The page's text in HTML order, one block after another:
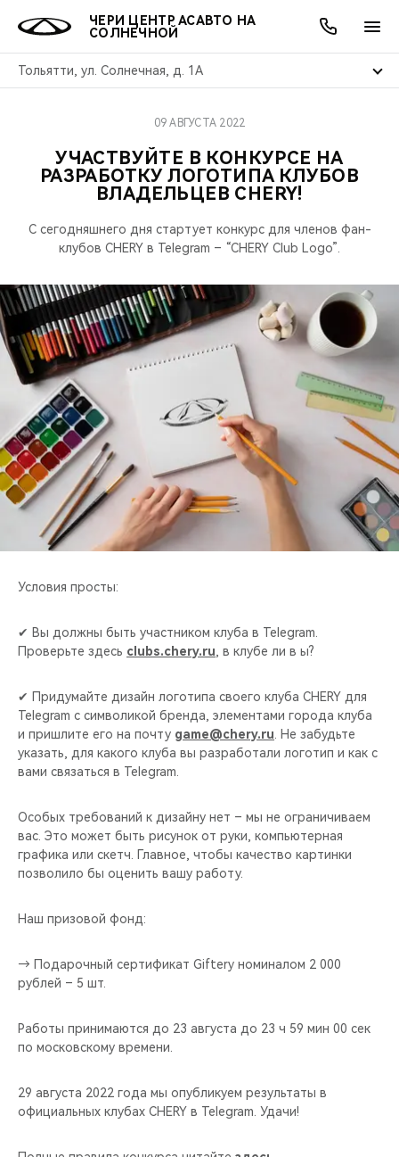
ЧЕРИ ЦЕНТР АСАВТО НА
СОЛНЕЧНОЙ
Тольятти, ул. Солнечная, д. 1А
МОДЕЛИ
ВСЕ МОДЕЛИ
КРОССОВЕРЫ
СЕДАНЫ
НОВИНКИ
ПОКУПАТЕЛЯМ
ВЫБОР И ПОКУПКА
ВЛАДЕЛЬЦАМ
СЕРВИС
CHERY CONNECT
МИР CHERY
АКСЕССУАРЫ
ЛЮДИ CHERY
БЛАГОТВОРИТЕЛЬНОСТЬ
CHERY REMOTE
CHERY И СПОРТ
НАШИ МЕРОПРИЯТИЯ
ВИДЕООБЗОРЫ
CHERY ДЛЯ ДЕТЕЙ
АКЦИИ
ВЫГОДЫ И АКЦИИ
ОНЛАЙН СЕРВИСЫ
ВЫБОР И ПОКУПКА
О КОМПАНИИ
О НАС
УЧАСТВУЙТЕ В КОНКУРСЕ НА
РАЗРАБОТКУ ЛОГОТИПА КЛУБОВ
ВЛАДЕЛЬЦЕВ CHERY!
09 АВГУСТА 2022
С сегодняшнего дня стартует конкурс для членов фан-
клубов CHERY в Telegram – “CHERY Club Logo”.
Условия просты:
✔ Вы должны быть участником клуба в Telegram.
Проверьте здесь clubs.chery.ru , в клубе ли в ы?
✔ Придумайте дизайн логотипа своего клуба CHERY для
Telegram с символикой бренда, элементами города клуба
и пришлите его на почту game@chery.ru . Не забудьте
указать, для какого клуба вы разработали логотип и как с
вами связаться в Telegram.
Особых требований к дизайну нет – мы не ограничиваем
вас. Это может быть рисунок от руки, компьютерная
графика или скетч. Главное, чтобы качество картинки
позволило бы оценить вашу работу.
Наш призовой фонд:
→ Подарочный сертификат Giftery номиналом 2 000
рублей – 5 шт.
Работы принимаются до 23 августа до 23 ч 59 мин 00 сек
по московскому времени.
29 августа 2022 года мы опубликуем результаты в
официальных клубах CHERY в Telegram. Удачи!